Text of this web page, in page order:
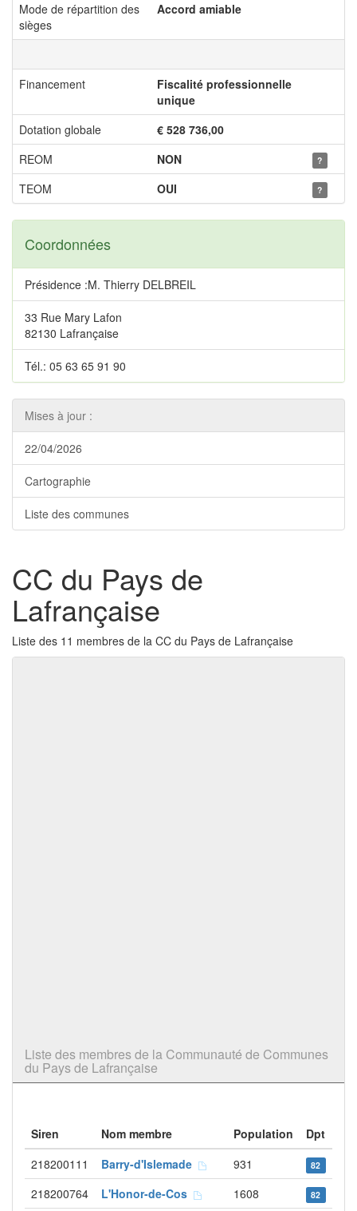
Mode de répartition des
sièges
Accord amiable
Financement
Fiscalité professionnelle
unique
Dotation globale
€ 528 736,00
REOM
NON ?
TEOM OUI ?
Coordonnées
Présidence :M. Thierry DELBREIL
33 Rue Mary Lafon
82130 Lafrançaise
Tél.: 05 63 65 91 90
Mises à jour :
22/04/2026
Cartographie
Liste des communes
CC du Pays de
Lafrançaise
Liste des 11 membres de la CC du Pays de Lafrançaise
Liste des membres de la Communauté de Communes
du Pays de Lafrançaise
Siren Nom membre Population
Dpt
218200111
Barry-d'Islemade 931 82
218200764 L'Honor-de-Cos 1608 82